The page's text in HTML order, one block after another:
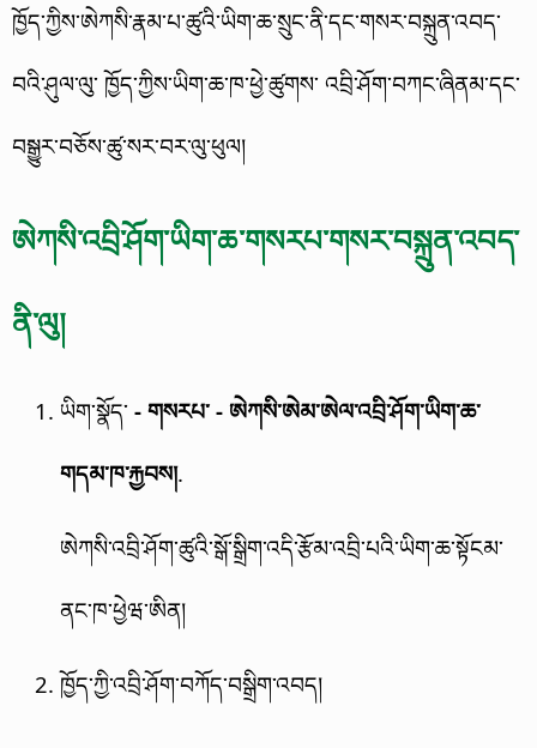
ཁྱོད་ཀྱིས་ཨེཀསི་རྣམ་པ་ཚུའི་ཡིག་ཆ་སྲུང་ནི་དང་གསར་བསྐྲུན་འབད་
བའི་ཤུལ་ལུ་ ཁྱོད་ཀྱིས་ཡིག་ཆ་ཁ་ཕྱེ་ཚུགས་ འབྲི་ཤོག་བཀང་ཞིནམ་དང་
བསྒྱུར་བཅོས་ཚུ་སར་བར་ལུ་ཕུལ།
ཨེཀསི་འབྲི་ཤོག་ཡིག་ཆ་གསརཔ་གསར་བསྐྲུན་འབད་
ནི་ལུ།
ཡིག་སྣོད་ - གསརཔ་ - ཨེཀསི་ཨེམ་ཨེལ་འབྲི་ཤོག་ཡིག་ཆ་
གདམ་ཁ་རྐྱབས།.
ཨེཀསི་འབྲི་ཤོག་ཚུའི་སྒོ་སྒྲིག་འདི་རྩོམ་འབྲི་པའི་ཡིག་ཆ་སྟོངམ་
ནང་ཁ་ཕྱེཝ་ཨིན།
ཁྱོད་ཀྱི་འབྲི་ཤོག་བཀོད་བསྒྲིག་འབད།